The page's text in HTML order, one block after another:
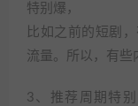
特别爆，
比如之前的短剧
流量。所以，有些
3、推荐周期特